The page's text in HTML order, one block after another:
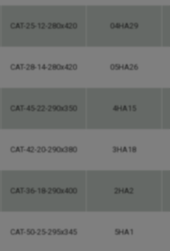
CAT-25-12-280x420 04HA29
CAT-28-14-280x420 05HA26
CAT-45-22-290x350 4HA15
CAT-42-20-290x380 3HA18
CAT-36-18-290x400 2HA2
CAT-50-25-295x345 5HA1